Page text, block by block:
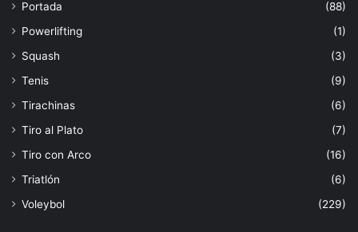
Portada
(88)
Powerlifting
(1)
Squash
(3)
Tenis
(9)
Tirachinas
(6)
Tiro al Plato
(7)
Tiro con Arco
(16)
Triatlón
(6)
Voleybol
(229)